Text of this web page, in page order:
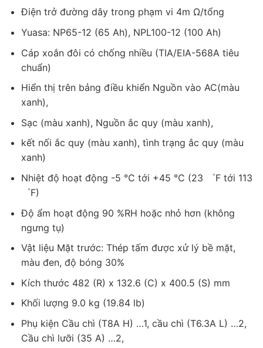
Điện trở đường dây trong phạm vi 4m Ω/tổng
Yuasa: NP65-12 (65 Ah), NPL100-12 (100 Ah)
Cáp xoắn đôi có chống nhiều (TIA/EIA-568A tiêu
chuẩn)
Hiển thị trên bảng điều khiển Nguồn vào AC(màu
xanh),
Sạc (màu xanh), Nguồn ắc quy (màu xanh),
kết nối ắc quy (màu xanh), tình trạng ắc quy (màu
xanh)
Nhiệt độ hoạt động -5 ℃ tới +45 ℃ (23 ゜F tới 113
゜F)
Độ ẩm hoạt động 90 %RH hoặc nhỏ hơn (không
ngưng tụ)
Vật liệu Mặt trước: Thép tấm được xử lý bề mặt,
màu đen, độ bóng 30%
Kích thước 482 (R) x 132.6 (C) x 400.5 (S) mm
Khối lượng 9.0 kg (19.84 lb)
Phụ kiện Cầu chì (T8A H) …1, cầu chì (T6.3A L) …2,
Cầu chì lưỡi (35 A) …2,